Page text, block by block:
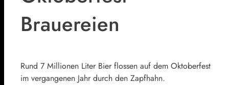
Brauereien
Rund 7 Millionen Liter Bier flossen auf dem Oktoberfest
im vergangenen Jahr durch den Zapfhahn.